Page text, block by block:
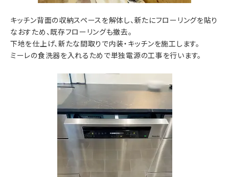
キッチン背面の収納スペースを解体し、新たにフローリングを貼り
なおすため、既存フローリングも撤去。
下地を仕上げ、新たな間取りで内装・キッチンを施工します。
ミーレの食洗器を入れるためで単独電源の工事を行います。